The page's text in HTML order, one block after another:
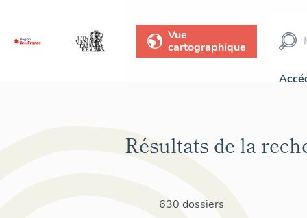
Vue
cartographique
Résultats de la
630 dossiers